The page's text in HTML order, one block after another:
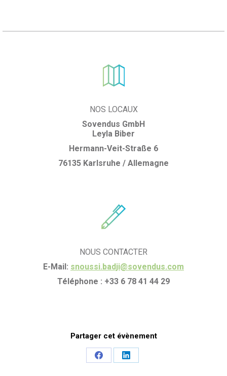
NOS LOCAUX
Sovendus GmbH
Leyla Biber
Hermann-Veit-Straße 6
76135 Karlsruhe / Allemagne
NOUS CONTACTER
E-Mail: snoussi.badji@sovendus.com
Téléphone : +33 6 78 41 44 29
Partager cet évènement
Share
Share